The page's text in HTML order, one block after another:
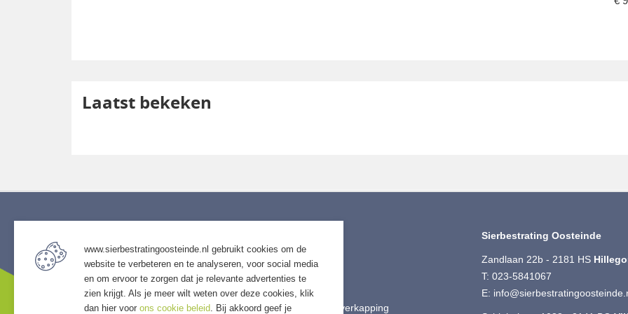
Laatst bekeken
• Algemene voorwaarden
• Klantenservice
• Privacyverklaring
• Over GSB
• Grind & Split
• Tuinhout
• Tuinhuis & Overkapping
Sierbestrating Oosteinde
Zandlaan 22b - 2181 HS
T: 023-5841067
E:
www.sierbestratingoosteinde.nl gebruikt cookies om de
website te verbeteren en te analyseren, voor social media
en om ervoor te zorgen dat je relevante advertenties te
zien krijgt. Als je meer wilt weten over deze cookies, klik
dan hier voor ons cookie beleid. Bij akkoord geef je